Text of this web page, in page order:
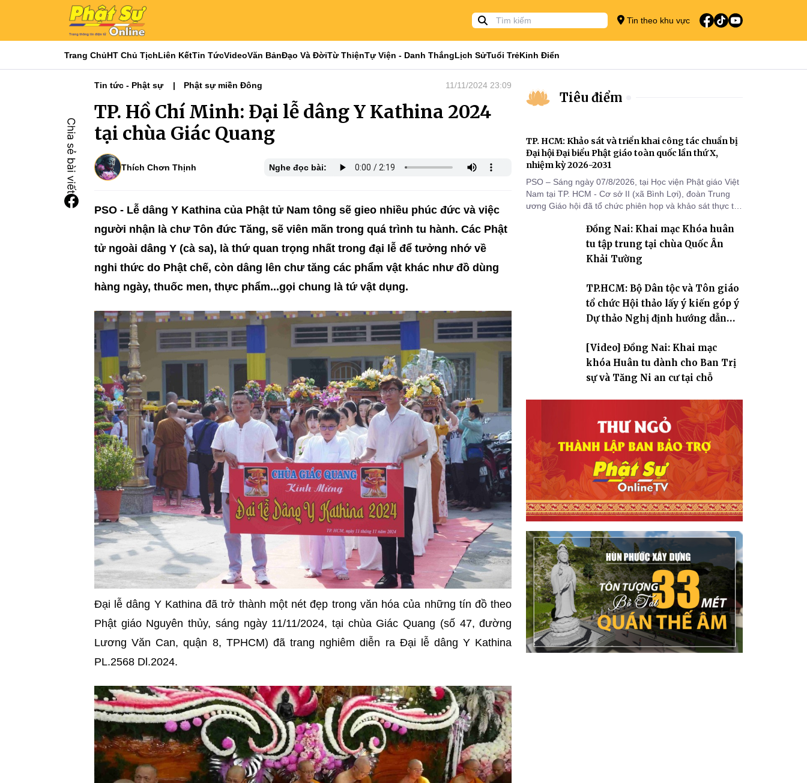
Tin theo khu vực
Trang ChủHT Chủ TịchLiên KếtTin TứcVideoVăn BảnĐạo Và ĐờiTừ ThiệnTự Viện - Danh ThắngLịch SửTuổi TrẻKinh Điển
Tin tức - Phật sự Phật sự miền Đông 11/11/2024 23:09
TP. Hồ Chí Minh: Đại lễ dâng Y Kathina 2024
tại chùa Giác Quang
Thích Chơn Thịnh Nghe đọc bài:
PSO - Lễ dâng Y Kathina của Phật tử Nam tông sẽ gieo nhiều phúc đức và việc
người nhận là chư Tôn đức Tăng, sẽ viên mãn trong quá trình tu hành. Các Phật
tử ngoài dâng Y (cà sa), là thứ quan trọng nhất trong đại lễ để tưởng nhớ về
nghi thức do Phật chế, còn dâng lên chư tăng các phẩm vật khác như đồ dùng
hàng ngày, thuốc men, thực phẩm...gọi chung là tứ vật dụng.
Đại lễ dâng Y Kathina đã trở thành một nét đẹp trong văn hóa của những tín đồ theo
Phật giáo Nguyên thủy, sáng ngày 11/11/2024, tại chùa Giác Quang (số 47, đường
Lương Văn Can, quận 8, TPHCM) đã trang nghiêm diễn ra Đại lễ dâng Y Kathina
PL.2568 Dl.2024.
Tiêu điểm
TP. HCM: Khảo sát và triển khai công tác chuẩn bị
Đại hội Đại biểu Phật giáo toàn quốc lần thứ X,
nhiệm kỳ 2026-2031
PSO – Sáng ngày 07/8/2026, tại Học viện Phật giáo Việt
Nam tại TP. HCM - Cơ sở II (xã Bình Lợi), đoàn Trung
ương Giáo hội đã tổ chức phiên họp và khảo sát thực tế
giáo toàn quốc lần thứ X, nhiệm kỳ 2026-2031.
Đồng Nai: Khai mạc Khóa huân
tu tập trung tại chùa Quốc Ân
Khải Tường
TP.HCM: Bộ Dân tộc và Tôn giáo
tổ chức Hội thảo lấy ý kiến góp ý
Dự thảo Nghị định hướng dẫn
giáo
[Video] Đồng Nai: Khai mạc
khóa Huân tu dành cho Ban Trị
sự và Tăng Ni an cư tại chỗ